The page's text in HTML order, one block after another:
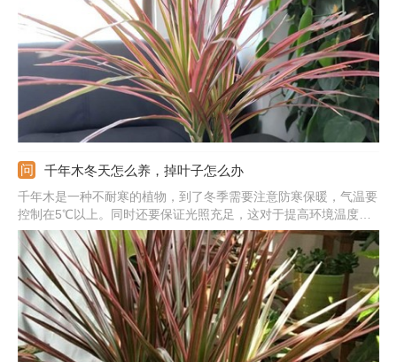
千年木冬天怎么养，掉叶子怎么办
千年木是一种不耐寒的植物，到了冬季需要注意防寒保暖，气温要
控制在5℃以上。同时还要保证光照充足，这对于提高环境温度也
有帮助。另外还要控制好水肥，7-10天浇一次水，施肥可以暂停。
适当进行修剪，对于第二年的生长有帮助。